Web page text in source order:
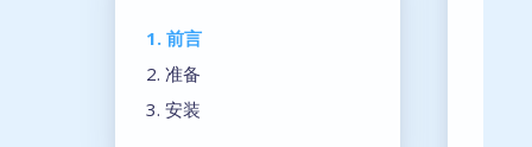
1. 前言
2. 准备
3. 安装